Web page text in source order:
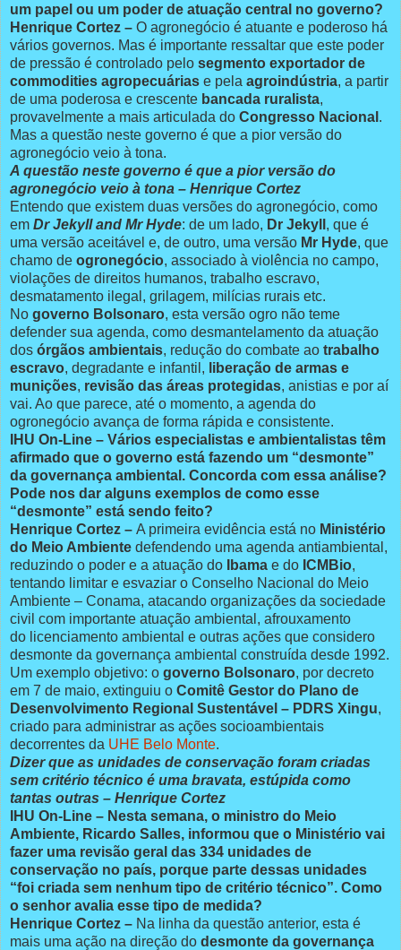
um papel ou um poder de atuação central no governo?
Henrique Cortez – O agronegócio é atuante e poderoso há
vários governos. Mas é importante ressaltar que este poder
de pressão é controlado pelo segmento exportador de
commodities agropecuárias e pela agroindústria, a partir
de uma poderosa e crescente bancada ruralista,
provavelmente a mais articulada do Congresso Nacional .
Mas a questão neste governo é que a pior versão do
agronegócio veio à tona.
A questão neste governo é que a pior versão do
agronegócio veio à tona – Henrique Cortez
Entendo que existem duas versões do agronegócio, como
em Dr Jekyll and Mr Hyde: de um lado, Dr Jekyll , que é
uma versão aceitável e, de outro, uma versão Mr Hyde, que
chamo de ogronegócio, associado à violência no campo,
violações de direitos humanos, trabalho escravo,
desmatamento ilegal, grilagem, milícias rurais etc.
No governo Bolsonaro, esta versão ogro não teme
defender sua agenda, como desmantelamento da atuação
dos órgãos ambientais, redução do combate ao trabalho
escravo, degradante e infantil, liberação de armas e
munições, revisão das áreas protegidas, anistias e por aí
vai. Ao que parece, até o momento, a agenda do
ogronegócio avança de forma rápida e consistente.
IHU On-Line – Vários especialistas e ambientalistas têm
afirmado que o governo está fazendo um “desmonte”
da governança ambiental. Concorda com essa análise?
Pode nos dar alguns exemplos de como esse
“desmonte” está sendo feito?
Henrique Cortez – A primeira evidência está no Ministério
do Meio Ambiente defendendo uma agenda antiambiental,
reduzindo o poder e a atuação do
Ibama e do ICMBio,
tentando limitar e esvaziar o Conselho Nacional do Meio
Ambiente – Conama, atacando organizações da sociedade
civil com importante atuação ambiental, afrouxamento
do licenciamento ambiental e outras ações que considero
desmonte da governança ambiental construída desde 1992.
Um exemplo objetivo: o governo Bolsonaro, por decreto
em 7 de maio, extinguiu o Comitê Gestor do Plano de
Desenvolvimento Regional Sustentável – PDRS Xingu,
criado para administrar as ações socioambientais
decorrentes da UHE Belo Monte.
Dizer que as unidades de conservação foram criadas
sem critério técnico é uma bravata, estúpida como
tantas outras – Henrique Cortez
IHU On-Line – Nesta semana, o ministro do Meio
Ambiente, Ricardo Salles, informou que o Ministério vai
fazer uma revisão geral das 334 unidades de
conservação no país, porque parte dessas unidades
“foi criada sem nenhum tipo de critério técnico”. Como
o senhor avalia esse tipo de medida?
Henrique Cortez – Na linha da questão anterior, esta é
mais uma ação na direção do desmonte da governança